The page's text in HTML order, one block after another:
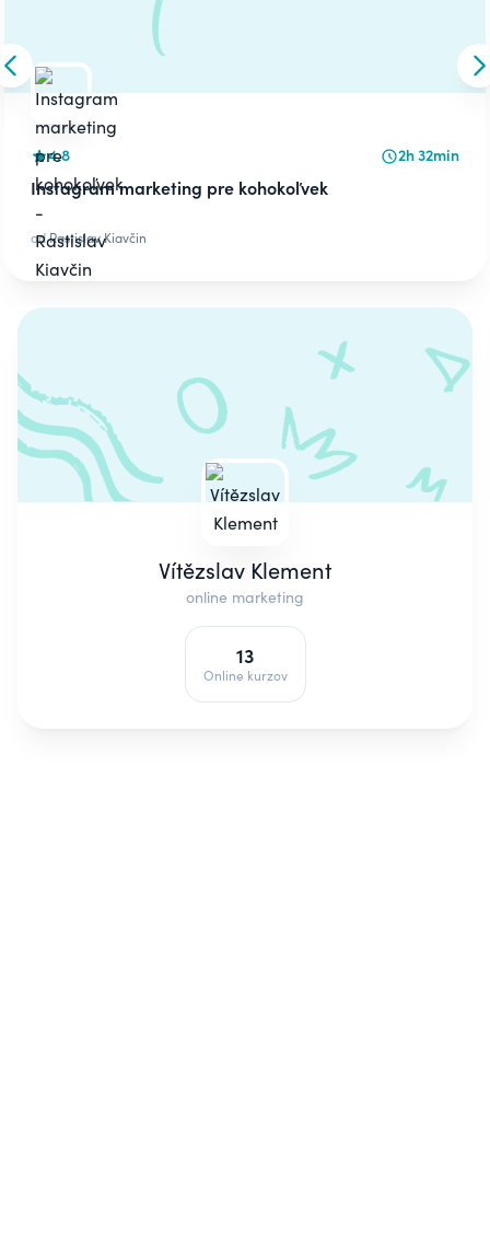
Skip to previous slide
4.8 2h 32min
Instagram marketing pre kohokoľvek
odRastislav Kiavčin
Vítězslav Klement
online marketing
13
Online kurzov